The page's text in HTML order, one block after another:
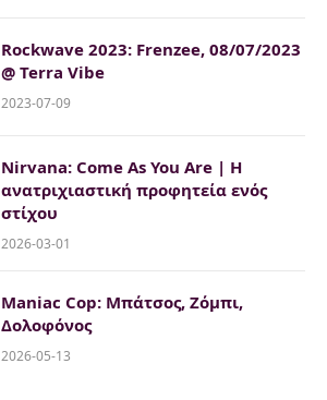
Rockwave 2023: Frenzee, 08/07/2023
@ Terra Vibe
2023-07-09
Nirvana: Come As You Are | Η
ανατριχιαστική προφητεία ενός
στίχου
2026-03-01
Maniac Cop: Μπάτσος, Ζόμπι,
Δολοφόνος
2026-05-13